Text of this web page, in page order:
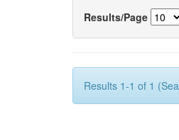
Results/Page
Results 1-1 of 1